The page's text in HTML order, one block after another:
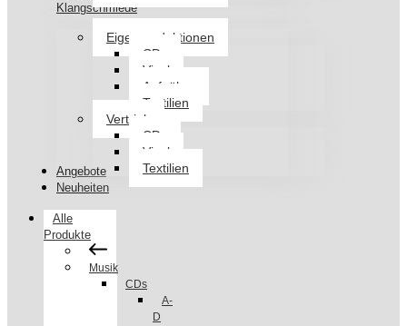
Klangschmiede
Eigenproduktionen
CDs
Vinyl
Aufnäher
Textilien
Vertrieb
CDs
Vinyl
Textilien
Angebote
Neuheiten
Alle
Produkte
Musik
CDs
A-
D